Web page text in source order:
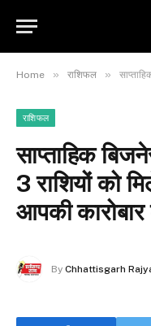
Home » राशिफल » साप्ताहिक
राशिफल
साप्ताहिक
3 राशियों को
आपकी
By Chhattisgarh